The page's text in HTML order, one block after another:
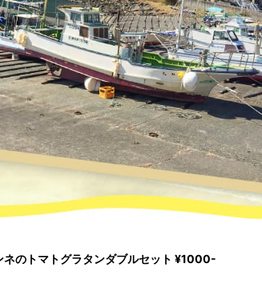
のトマトグラタンダブルセット ¥1000-